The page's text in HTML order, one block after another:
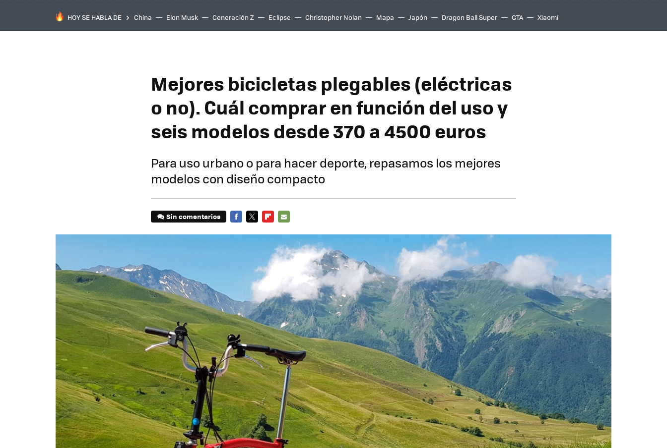
HOY SE HABLA DE China Elon Musk Generación Z Eclipse Christopher Nolan Mapa Japón Dragon Ball Super GTA Xiaomi
Mejores bicicletas plegables (eléctricas
o no). Cuál comprar en función del uso y
seis modelos desde 370 a 4500 euros
Para uso urbano o para hacer deporte, repasamos los mejores
modelos con diseño compacto
Sin comentarios
MAIL